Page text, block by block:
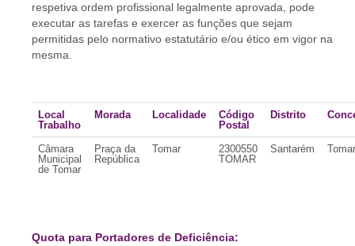
respetiva ordem profissional legalmente aprovada, pode
executar as tarefas e exercer as funções que sejam
permitidas pelo normativo estatutário e/ou ético em vigor na
mesma.
Local
Trabalho
Morada Localidade
Código
Postal
Distrito
Câmara
Municipal
de Tomar
Praça da
República
Tomar
2300550
TOMAR
Santarém Tomar
Quota para Portadores de Deficiência: